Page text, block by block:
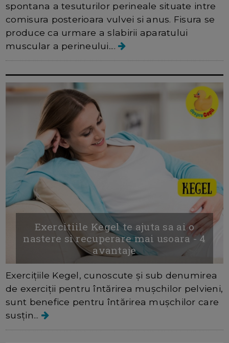
spontana a tesuturilor perineale situate intre
comisura posterioara vulvei si anus. Fisura se
produce ca urmare a slabirii aparatului
muscular a perineului....
Exercitiile Kegel te ajuta sa ai o
nastere si recuperare mai usoara - 4
avantaje
Exercițiile Kegel, cunoscute și sub denumirea
de exerciții pentru întărirea mușchilor pelvieni,
sunt benefice pentru întărirea mușchilor care
susțin...